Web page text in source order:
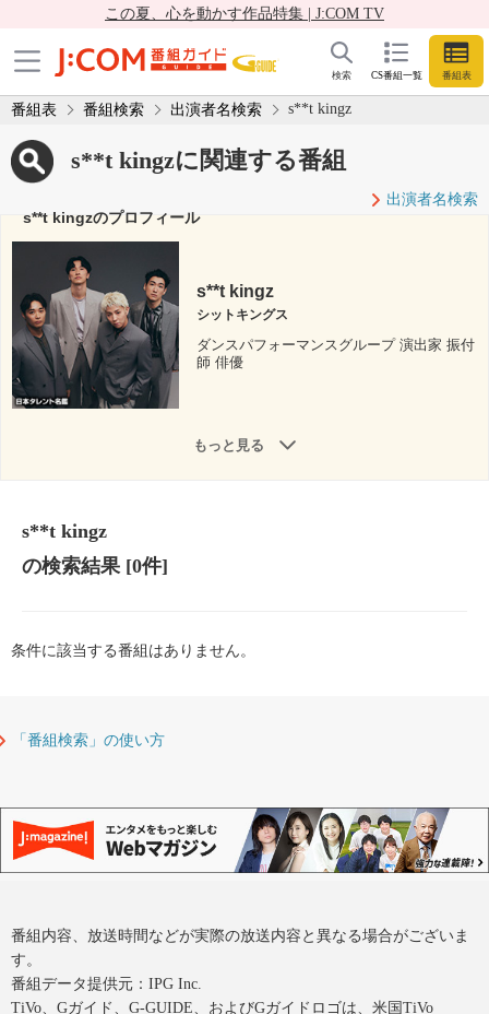
この夏、心を動かす作品特集 | J:COM TV
CS番組一覧 番組表
検索
番組表 番組検索 出演者名検索 s**t kingz
s**t kingzに関連する番組
出演者名検索
s**t kingzのプロフィール
s**t kingz
シットキングス
ダンスパフォーマンスグループ 演出家 振付
師 俳優
もっと見る
s**t kingz
の検索結果[0件]
条件に該当する番組はありません。
「番組検索」の使い方
番組内容、放送時間などが実際の放送内容と異なる場合がございま
す。
番組データ提供元：IPG Inc.
TiVo、Gガイド、G-GUIDE、およびGガイドロゴは、米国TiVo